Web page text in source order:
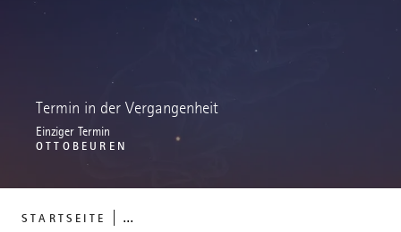
STARTSEITE ...
Termin in der Vergangenheit
Einziger Termin
OTTOBEUREN